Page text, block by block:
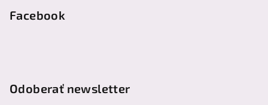
Facebook
Odoberať newsletter